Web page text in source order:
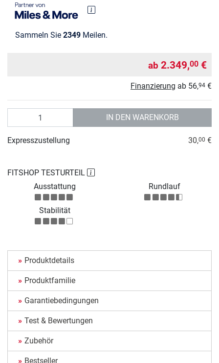
Sammeln Sie 2349 Meilen.
ab 2.349,00 €
Finanzierung ab 56,94 €
IN DEN WARENKORB
FITSHOP TESTURTEIL
Ausstattung
Rundlauf
Stabilität
Expresszustellung 30,00 €
Produktdetails
Produktfamilie
Garantiebedingungen
Test & Bewertungen
Zubehör
Bestseller